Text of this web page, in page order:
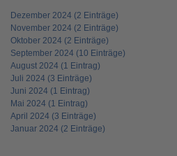
SCANHAUS-VORTEILE
RUND UMS BAUEN
ÜBER UNS
KONTAKT
Dezember 2024 (2 Einträge)
November 2024 (2 Einträge)
Oktober 2024 (2 Einträge)
September 2024 (10 Einträge)
August 2024 (1 Eintrag)
Juli 2024 (3 Einträge)
Juni 2024 (1 Eintrag)
Mai 2024 (1 Eintrag)
April 2024 (3 Einträge)
Januar 2024 (2 Einträge)